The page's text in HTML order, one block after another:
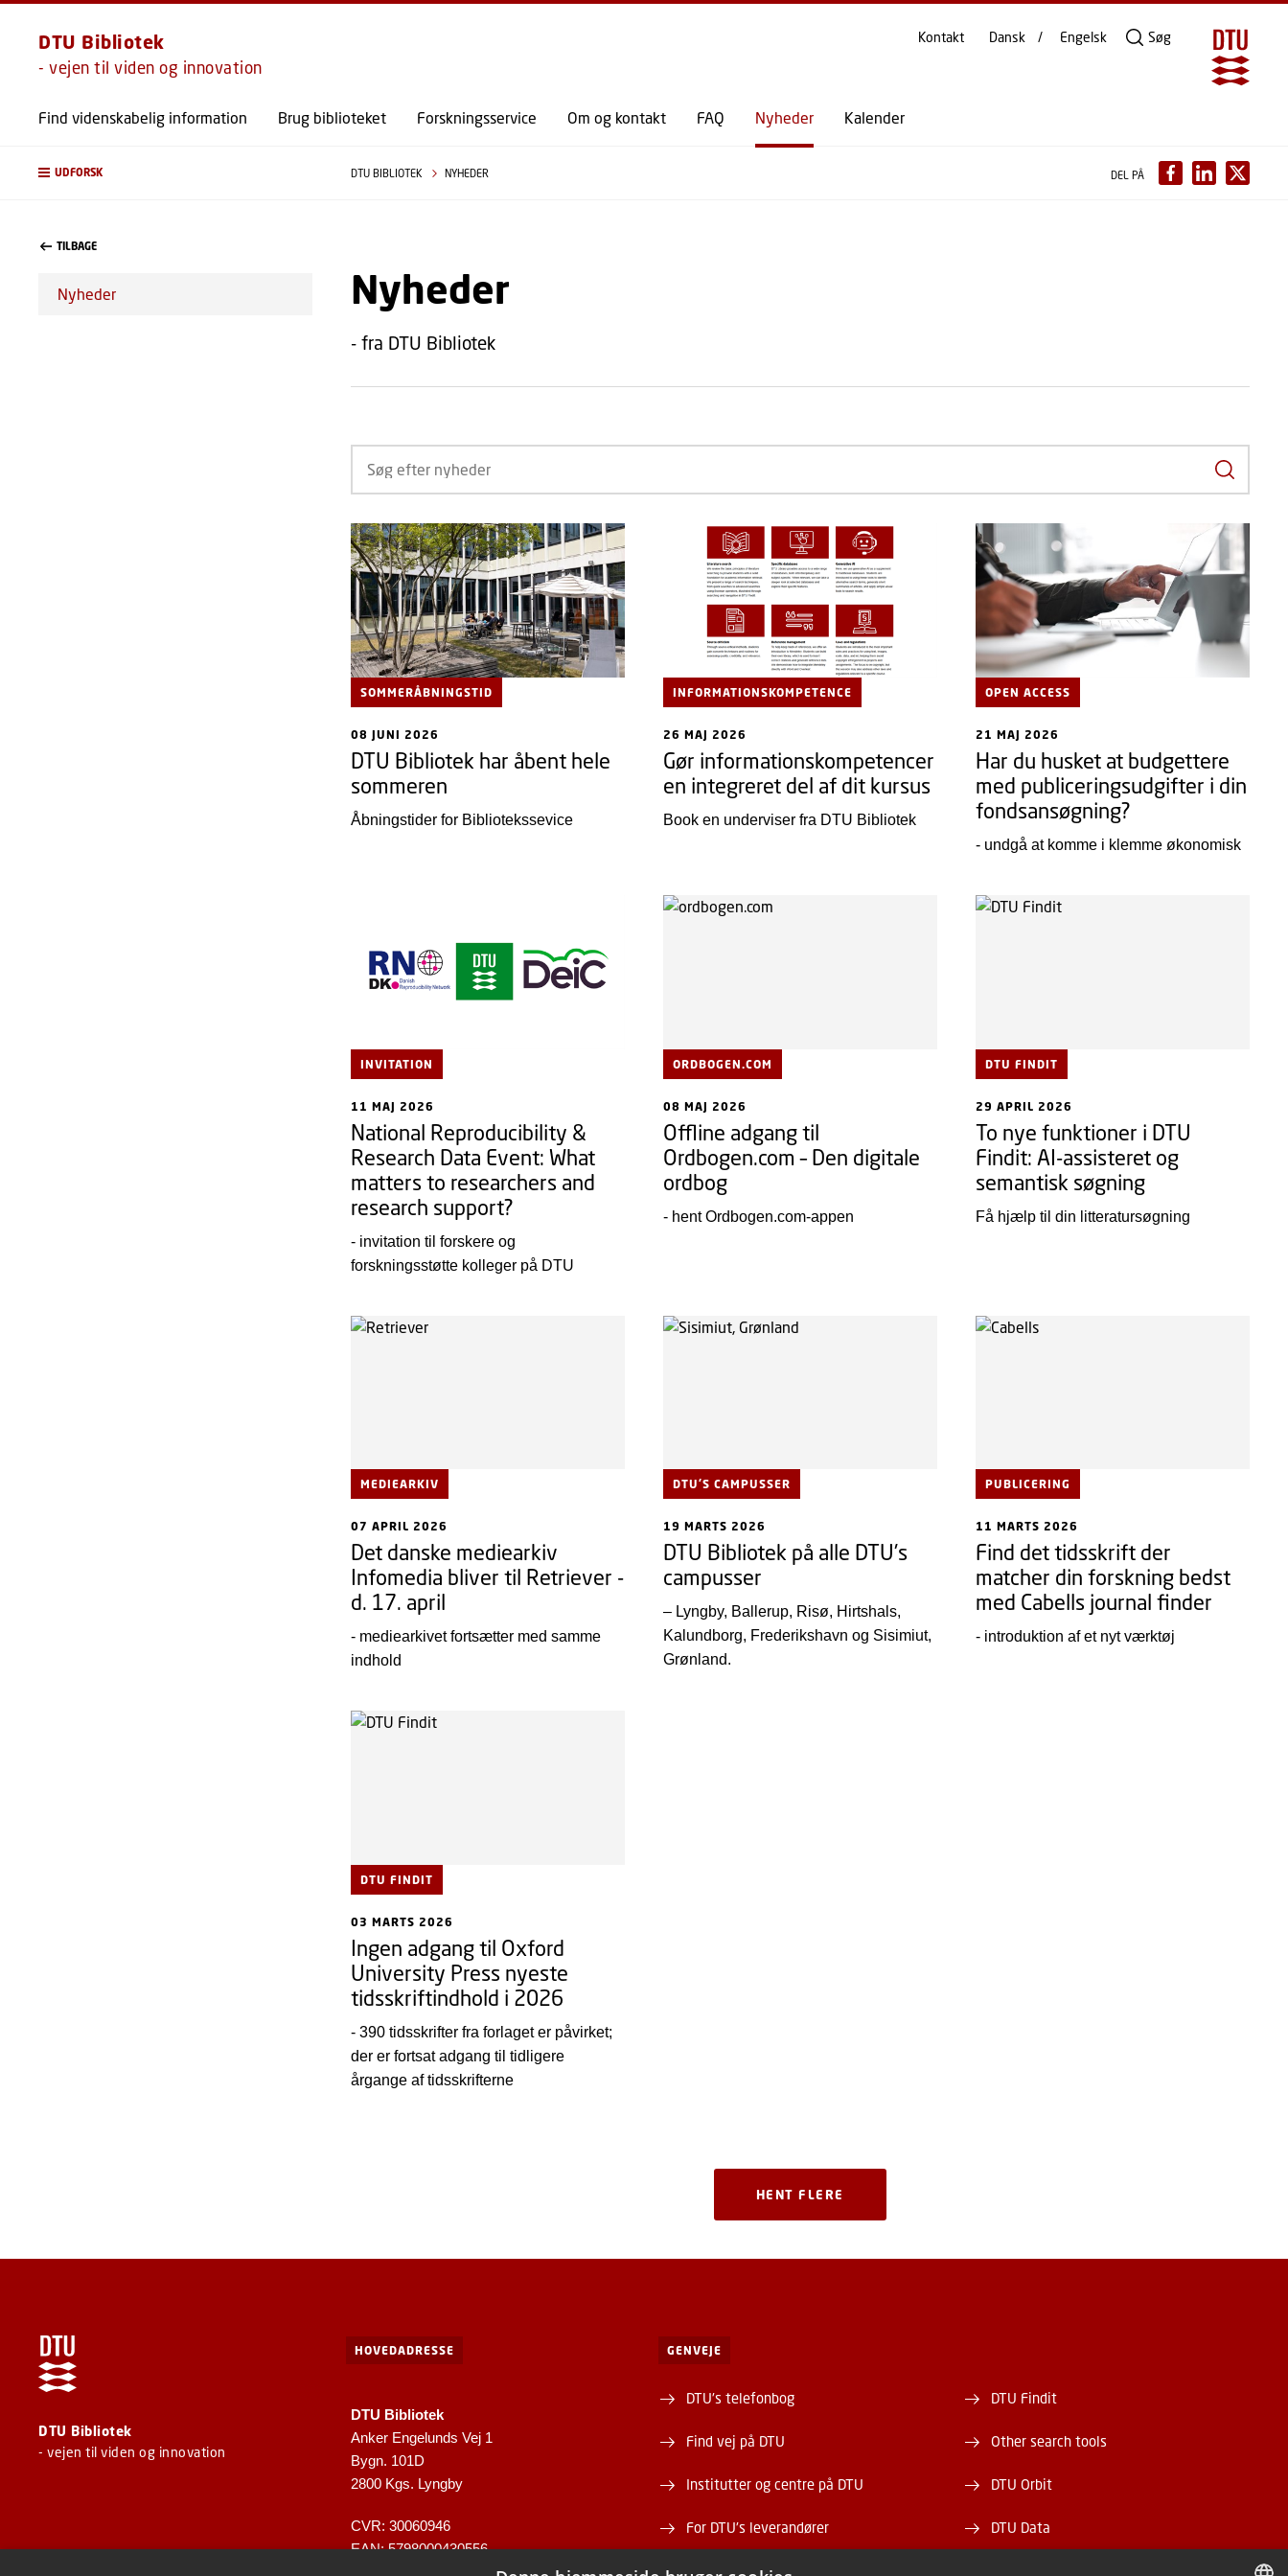
GÅ TIL PRIMÆRT INDHOLD (TRYK ENTER).
DTU Bibliotek
- vejen til viden og innovation
Find videnskabelig information Brug biblioteket Forskningsservice Om og kontakt FAQ Nyheder Kalender
Kontakt Dansk Engelsk Søg
UDFORSK DTU BIBLIOTEK NYHEDER DEL PÅ
TILBAGE
Nyheder Nyheder
- fra DTU Bibliotek
Søg
SOMMERÅBNINGSTID
08 JUNI 2026
DTU Bibliotek har åbent hele
sommeren
Åbningstider for Bibliotekssevice
INFORMATIONSKOMPETENCE
26 MAJ 2026
Gør informationskompetencer
en integreret del af dit kursus
Book en underviser fra DTU Bibliotek
OPEN ACCESS
21 MAJ 2026
Har du husket at budgettere
med publiceringsudgifter i din
fondsansøgning?
- undgå at komme i klemme økonomisk
INVITATION
11 MAJ 2026
National Reproducibility &
Research Data Event: What
matters to researchers and
research support?
- invitation til forskere og
forskningsstøtte kolleger på DTU
ORDBOGEN.COM
08 MAJ 2026
Offline adgang til
Ordbogen.com – Den digitale
ordbog
- hent Ordbogen.com-appen
DTU FINDIT
29 APRIL 2026
To nye funktioner i DTU
Findit: AI-assisteret og
semantisk søgning
Få hjælp til din litteratursøgning
MEDIEARKIV
07 APRIL 2026
Det danske mediearkiv
Infomedia bliver til Retriever -
d. 17. april
- mediearkivet fortsætter med samme
indhold
DTU'S CAMPUSSER
19 MARTS 2026
DTU Bibliotek på alle DTU's
campusser
– Lyngby, Ballerup, Risø, Hirtshals,
Kalundborg, Frederikshavn og Sisimiut,
Grønland.
PUBLICERING
11 MARTS 2026
Find det tidsskrift der
matcher din forskning bedst
med Cabells journal finder
- introduktion af et nyt værktøj
DTU FINDIT
03 MARTS 2026
Ingen adgang til Oxford
University Press nyeste
tidsskriftindhold i 2026
- 390 tidsskrifter fra forlaget er påvirket;
der er fortsat adgang til tidligere
årgange af tidsskrifterne
HENT FLERE
DTU Bibliotek
- vejen til viden og innovation
HOVEDADRESSE
DTU Bibliotek
Anker Engelunds Vej 1
Bygn. 101D
2800 Kgs. Lyngby
CVR: 30060946
EAN: 5798000430556
GENVEJE
DTU's telefonbog
Find vej på DTU
Institutter og centre på DTU
For DTU's leverandører
Om og kontakt DTU Bibliotek
DTU Findit
Other search tools
DTU Orbit
DTU Data